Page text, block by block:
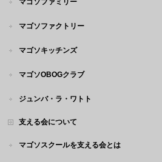
マゴソファミリー
マゴソファクトリー
マゴソキッチンズ
マゴソOBOGクラブ
ジュンバ・ラ・ワトト
支える会について
マゴソスクールを支える会とは